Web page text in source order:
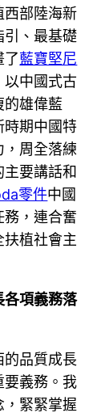
西部陸海新
引、最基礎
了藍寶堅尼
以中國式古
的雄偉藍
時期中國特
，周全落練
主要講話和
零件中國
務，連合奮
扶植社會主
各項義務落
的品質成長
要義務。我
緊緊掌握